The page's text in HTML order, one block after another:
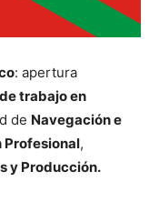
: apertura
trabajo en
de Navegación e
Profesional,
y Producción.